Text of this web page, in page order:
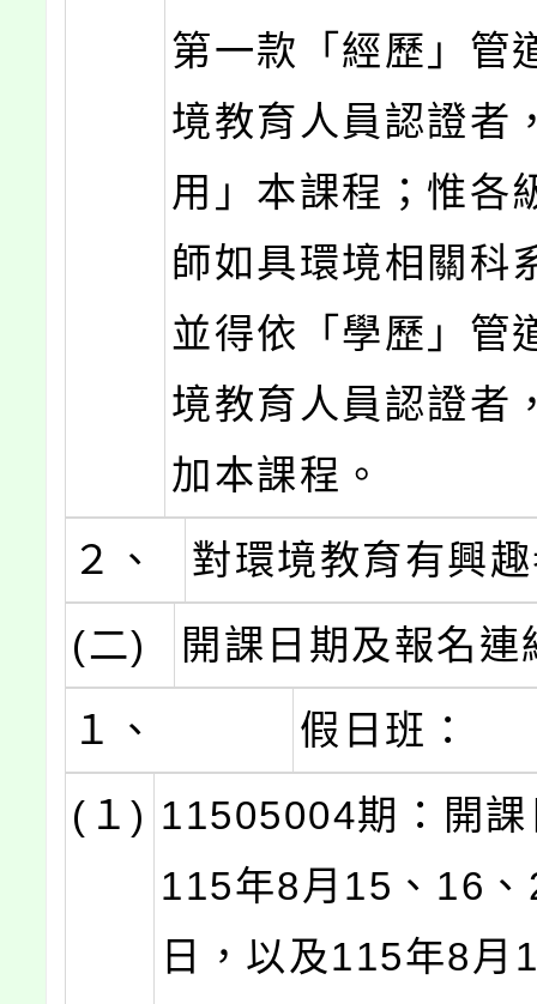
第一款「經歷」管
境教育人員認證者
用」本課程；惟各
師如具環境相關科
並得依「學歷」管
境教育人員認證者
加本課程。
２、
對環境教育有興
(二)
開課日期及報名連
１、
假日班：
(１) 11505004期：開
115年8月15、16
日，以及115年8月